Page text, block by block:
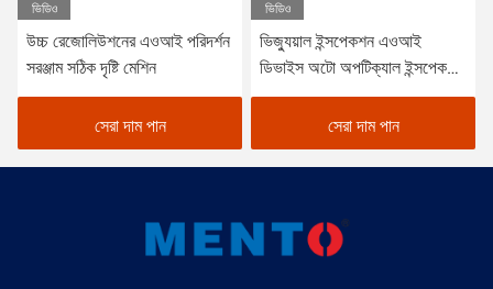
ভিডিও
উচ্চ রেজোলিউশনের এওআই পরিদর্শন
সরঞ্জাম সঠিক দৃষ্টি মেশিন
সেরা দাম পান
ভিডিও
ভিজ্যুয়াল ইন্সপেকশন এওআই
ডিভাইস অটো অপটিক্যাল ইন্সপেকশন
মেশিন
সেরা দাম পান